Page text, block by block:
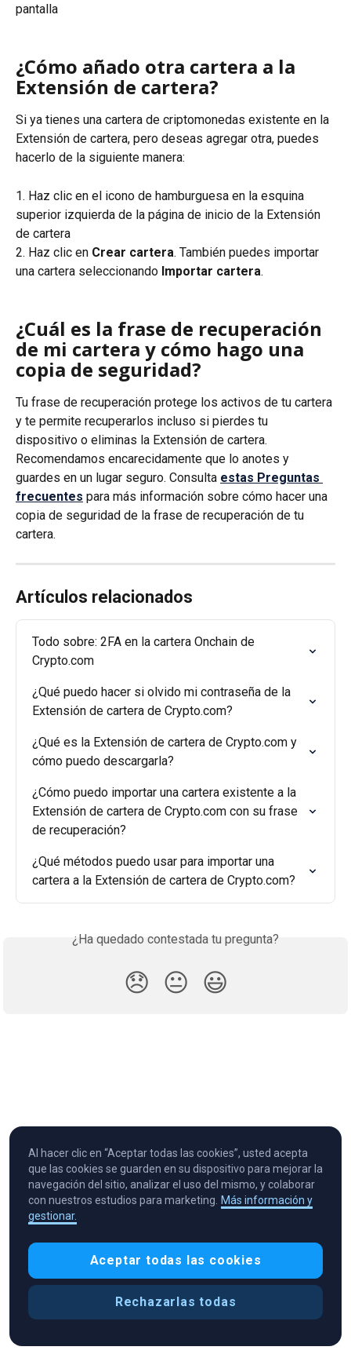
pantalla
¿Cómo añado otra cartera a la
Extensión de cartera?
Si ya tienes una cartera de criptomonedas existente en la
Extensión de cartera, pero deseas agregar otra, puedes
hacerlo de la siguiente manera:
1. Haz clic en el icono de hamburguesa en la esquina
superior izquierda de la página de inicio de la Extensión
de cartera
2. Haz clic en Crear cartera. También puedes importar
una cartera seleccionando Importar cartera.
¿Cuál es la frase de recuperación
de mi cartera y cómo hago una
copia de seguridad?
Tu frase de recuperación protege los activos de tu cartera
y te permite recuperarlos incluso si pierdes tu
dispositivo o eliminas la Extensión de cartera.
Recomendamos encarecidamente que lo anotes y
guardes en un lugar seguro. Consulta estas Preguntas
frecuentes para más información sobre cómo hacer una
copia de seguridad de la frase de recuperación de tu
cartera.
Artículos relacionados
Todo sobre: 2FA en la cartera Onchain de
Crypto.com
¿Qué puedo hacer si olvido mi contraseña de la
Extensión de cartera de Crypto.com?
¿Qué es la Extensión de cartera de Crypto.com y
cómo puedo descargarla?
¿Cómo puedo importar una cartera existente a la
Extensión de cartera de Crypto.com con su frase
de recuperación?
¿Qué métodos puedo usar para importar una
cartera a la Extensión de cartera de Crypto.com?
¿Ha quedado contestada tu pregunta?
😞 😐 😃
Cryptocurrency in Every Wallet™
Al hacer clic en “Aceptar todas las cookies”, usted acepta
que las cookies se guarden en su dispositivo para mejorar la
navegación del sitio, analizar el uso del mismo, y colaborar
con nuestros estudios para marketing. Más información y
gestionar.
Aceptar todas las cookies
Rechazarlas todas